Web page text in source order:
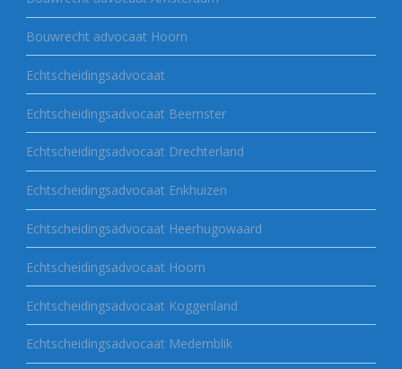
Bouwrecht advocaat Hoorn
Echtscheidingsadvocaat
Echtscheidingsadvocaat Beemster
Echtscheidingsadvocaat Drechterland
Echtscheidingsadvocaat Enkhuizen
Echtscheidingsadvocaat Heerhugowaard
Echtscheidingsadvocaat Hoorn
Echtscheidingsadvocaat Koggenland
Echtscheidingsadvocaat Medemblik